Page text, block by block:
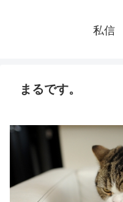
私信
まるです。